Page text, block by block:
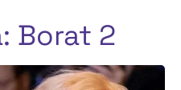
Borat 2